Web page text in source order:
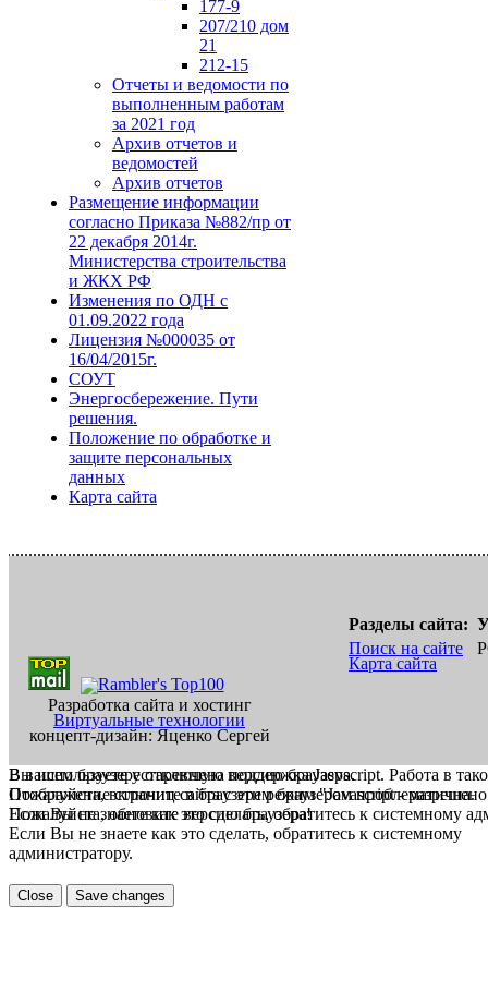
177-9
207/210 дом
21
212-15
Отчеты и ведомости по
выполненным работам
за 2021 год
Архив отчетов и
ведомостей
Архив отчетов
Размещение информации
согласно Приказа №882/пр от
22 декабря 2014г.
Министерства строительства
и ЖКХ РФ
Изменения по ОДН с
01.09.2022 года
Лицензия №000035 от
16/04/2015г.
СОУТ
Энергосбережение. Пути
решения.
Положение по обработке и
защите персональных
данных
Карта сайта
Разработка сайта и хостинг
Виртуальные технологии
концепт-дизайн: Яценко Сергей
Разделы сайта:
Поиск на сайте
Карта сайта
В вашем браузере отключена поддержка Jasvscript. Работа в
Пожалуйста, включите в браузере режим "Javascript -
Если Вы не знаете как это сделать, обратитесь к системному
Вы используете устаревшую версию браузера.
Отображение страниц сайта с этим браузером проблематична.
Пожалуйста, обновите версию браузера!
Если Вы не знаете как это сделать, обратитесь к системному
администратору.
Close Save changes